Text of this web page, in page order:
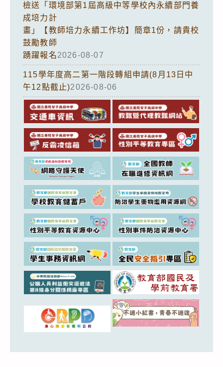
檢送「環境部第1屆高級中等學校內永續部門養
成培力計
畫」【教師培力永續工作坊】簡章1份，請貴校
鼓勵教師
踴躍報名2026-08-07
115學年度高二第一階段轉組申請(8月13日中
午12點截止)2026-08-06